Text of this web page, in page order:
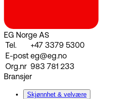
EG Norge AS
Tel.
+47 3379 5300
E-post eg@eg.no
Org.nr 983 781 233
Bransjer
Skjønnhet & velvære